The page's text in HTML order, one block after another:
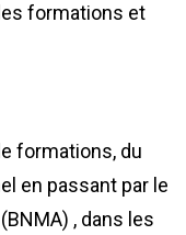
formations et
formations, du
en passant par le
, dans les